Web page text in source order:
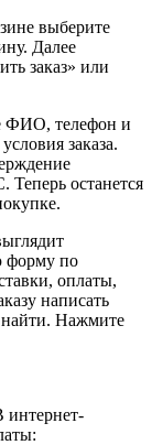
выберите
Далее
заказ» или
ФИО, телефон и
заказа.
останется
форму по
оплаты,
написать
найти. Нажмите
интернет-